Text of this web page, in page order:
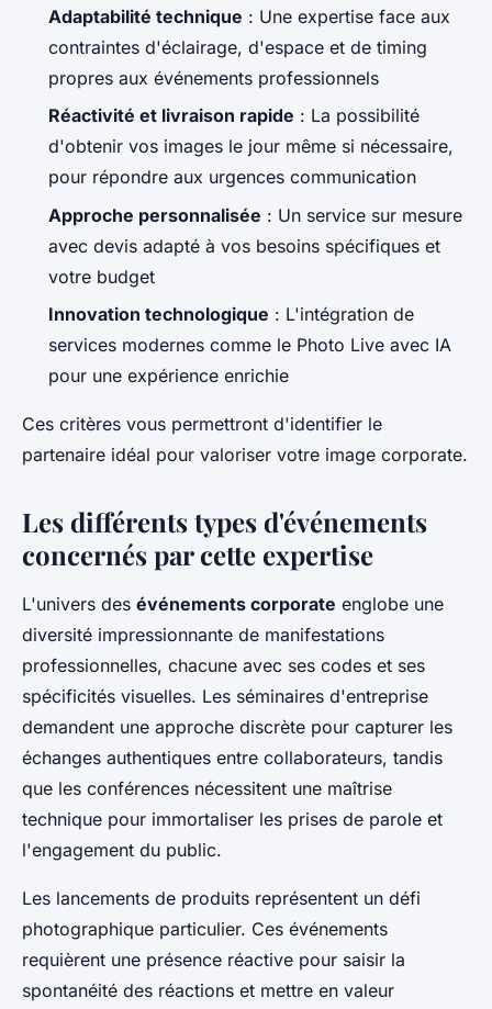
Adaptabilité technique : Une expertise face aux
contraintes d'éclairage, d'espace et de timing
propres aux événements professionnels
Réactivité et livraison rapide : La possibilité
d'obtenir vos images le jour même si nécessaire,
pour répondre aux urgences communication
Approche personnalisée : Un service sur mesure
avec devis adapté à vos besoins spécifiques et
votre budget
Innovation technologique : L'intégration de
services modernes comme le Photo Live avec IA
pour une expérience enrichie
Ces critères vous permettront d'identifier le
partenaire idéal pour valoriser votre image corporate.
Les différents types d'événements
concernés par cette expertise
L'univers des événements corporate englobe une
diversité impressionnante de manifestations
professionnelles, chacune avec ses codes et ses
spécificités visuelles. Les séminaires d'entreprise
demandent une approche discrète pour capturer les
échanges authentiques entre collaborateurs, tandis
que les conférences nécessitent une maîtrise
technique pour immortaliser les prises de parole et
l'engagement du public.
Les lancements de produits représentent un défi
photographique particulier. Ces événements
requièrent une présence réactive pour saisir la
spontanéité des réactions et mettre en valeur